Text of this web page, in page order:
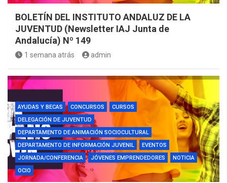
BOLETÍN DEL INSTITUTO ANDALUZ DE LA
JUVENTUD (Newsletter IAJ Junta de
Andalucía) Nº 149
1 semana atrás admin
AYUDAS Y BECAS CONCURSOS
CURSOS
DELEGACIÓN DE JUVENTUD
DEPARTAMENTO DE ANIMACIÓN SOCIOCULTURAL
DEPARTAMENTO DE INFORMACIÓN JUVENIL
EVENTOS
JORNADA/CONFERENCIA
JÓVENES EMPRENDEDORES
NOTICIA
OCIO